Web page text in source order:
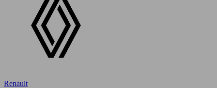
Renault